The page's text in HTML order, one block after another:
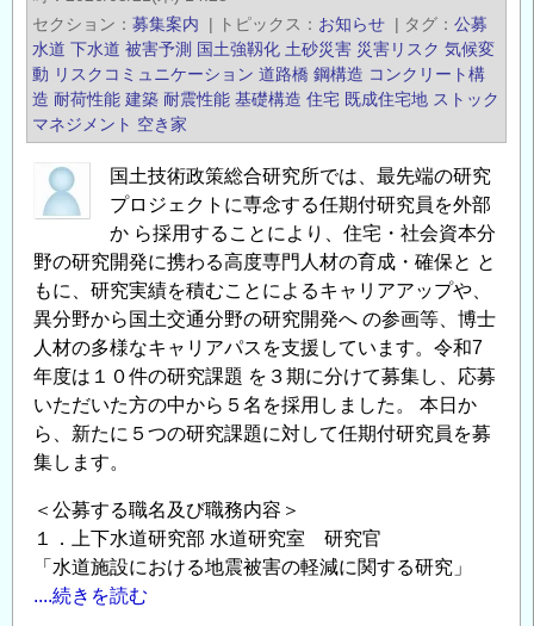
分
野
の
研
課
題
に
取
り
組
む
研
者
新
た
に
募
セクション
募集案内 | トピックス お知らせ | タグ
公募
水道 下水道 被害予測 国土強靱化 土砂災害 災害リスク 気候変
動 リスクコミュニケーション 道路橋 鋼構造 コンクリート構
造 耐荷性能 建築 耐震性能 基礎構造 住宅 既成住宅地 ストック
マネジメント 空き家
国土技術政策総合研究所では、最先端の研究
プロジェクトに専念する任期付研究員を外部
か ら採用することにより、住宅・社会資本分
野の研究開発に携わる高度専門人材の育成・確保と と
もに、研究実績を積むことによるキャリアアップや、
異分野から国土交通分野の研究開発へ の参画等、博士
人材の多様なキャリアパスを支援しています。令和7
年度は１０件の研究課題 を３期に分けて募集し、応募
いただいた方の中から５名を採用しました。 本日か
ら、新たに５つの研究課題に対して任期付研究員を募
集します。
＜公募する職名及び職務内容＞
１．上下水道研究部 水道研究室 研究官
「水道施設における地震被害の軽減に関する研究」
....続きを読む